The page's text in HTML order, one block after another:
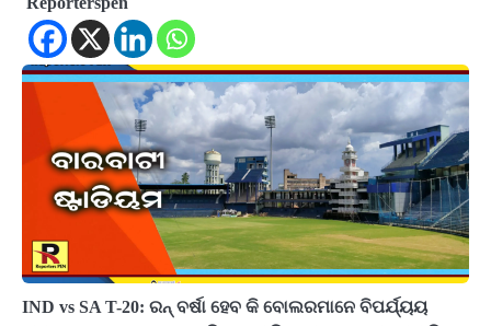
IND vs SA T-20: ରନ୍ ବର୍ଷା ହେବ କି ବୋଲରମାନେ ବିପର୍ଯ୍ୟୟ